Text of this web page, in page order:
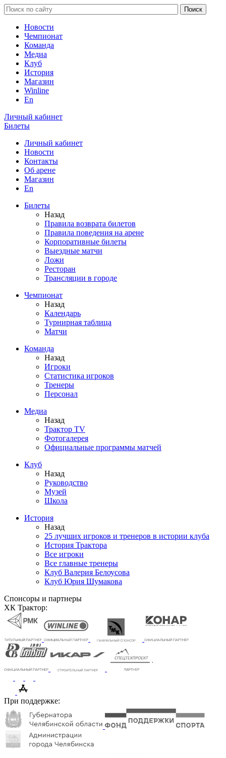
Новости
Чемпионат
Команда
Медиа
Клуб
История
Магазин
Winline
En
Личный кабинет
Билеты
Личный кабинет
Новости
Контакты
Об арене
Магазин
En
Билеты
Назад
Правила возврата билетов
Правила поведения на арене
Корпоративные билеты
Выездные матчи
Ложи
Ресторан
Трансляции в городе
Чемпионат
Назад
Календарь
Турнирная таблица
Матчи
Команда
Назад
Игроки
Статистика игроков
Тренеры
Персонал
Медиа
Назад
Трактор TV
Фотогалерея
Официальные программы матчей
Клуб
Назад
Руководство
Музей
Школа
История
Назад
25 лучших игроков и тренеров в истории клуба
История Трактора
Все игроки
Все главные тренеры
Клуб Валерия Белоусова
Клуб Юрия Шумакова
Спонсоры и партнеры
ХК Трактор:
При поддержке: